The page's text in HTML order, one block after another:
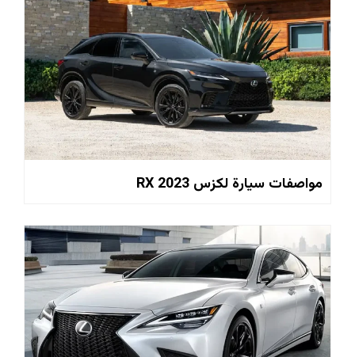
مواصفات سيارة لكزس RX 2023